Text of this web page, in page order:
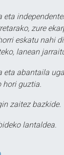
eta
zure
eskatu nahi
lanean
eta abantaila
hori guztia.
zaitez bazkide.
lantaldea.